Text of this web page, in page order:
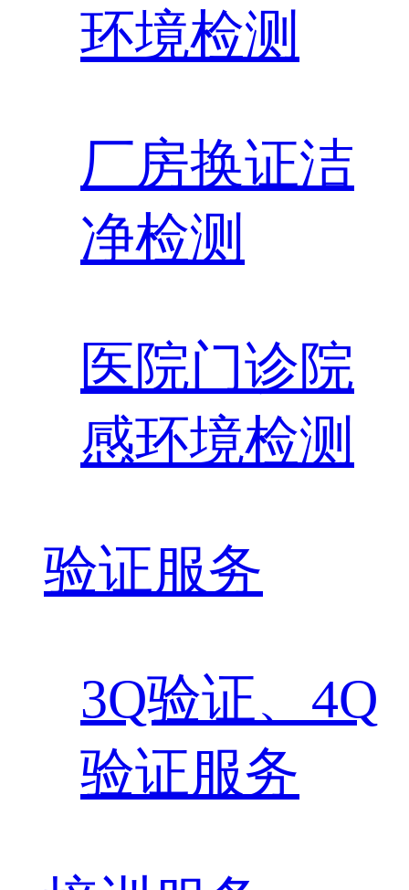
环境检测
厂房换证洁
净检测
医院门诊院
感环境检测
验证服务
3Q验证、4Q
验证服务